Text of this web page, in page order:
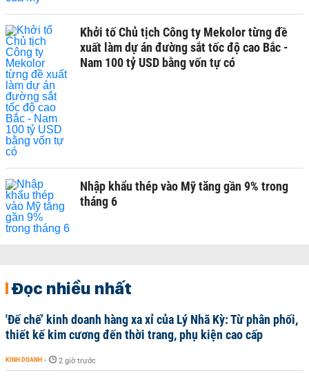
Khởi tố Chủ tịch Công ty Mekolor từng đề
xuất làm dự án đường sắt tốc độ cao Bắc -
Nam 100 tỷ USD bằng vốn tự có
Nhập khẩu thép vào Mỹ tăng gần 9% trong
tháng 6
Đọc nhiều nhất
'Đế chế’ kinh doanh hàng xa xỉ của Lý Nhã Kỳ: Từ phân phối,
thiết kế kim cương đến thời trang, phụ kiện cao cấp
KINH DOANH - 2 giờ trước